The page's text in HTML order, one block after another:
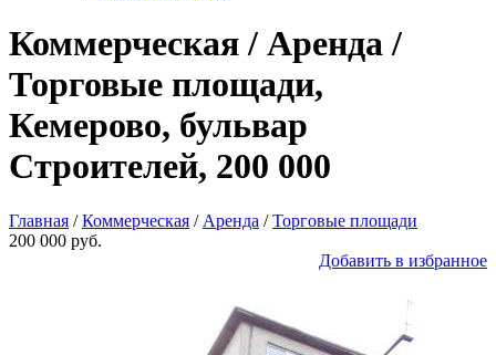
Коммерческая / Аренда /
Торговые площади,
Кемерово, бульвар
Строителей, 200 000
Главная /Коммерческая / Аренда /Торговые площади
200 000 руб.
Добавить в избранное